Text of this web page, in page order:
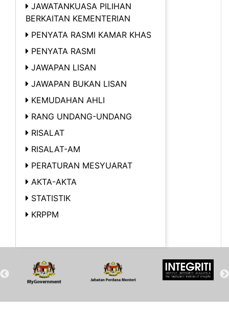
JAWATANKUASA PILIHAN
BERKAITAN KEMENTERIAN
PENYATA RASMI KAMAR KHAS
PENYATA RASMI
JAWAPAN LISAN
JAWAPAN BUKAN LISAN
KEMUDAHAN AHLI
RANG UNDANG-UNDANG
RISALAT
RISALAT-AM
PERATURAN MESYUARAT
AKTA-AKTA
STATISTIK
KRPPM